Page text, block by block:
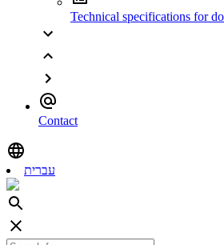
Technical specifications for
Contact
עברית